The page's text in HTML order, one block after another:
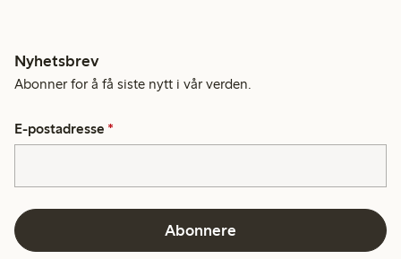
Nyhetsbrev
Abonner for å få siste nytt i vår verden.
E-postadresse *
Abonnere